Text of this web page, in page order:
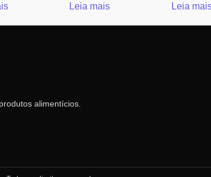
Leia mais Leia
alimentícios.